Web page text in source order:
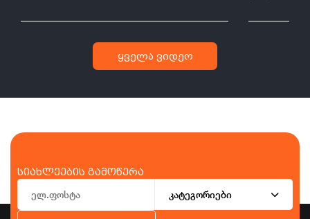
ყველა ვიდეო
სიახლეების გამოწერა
კატეგორიები